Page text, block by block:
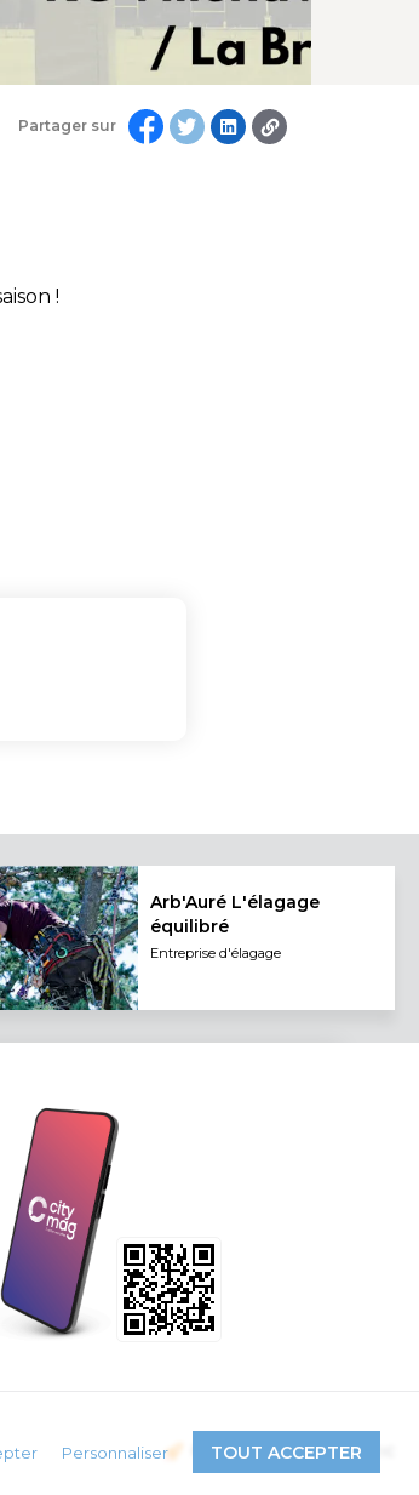
Partager sur
!
Arb'Auré L'élagage
équilibré
Entreprise d'élagage
Propulsé par
TOUT ACCEPTER
Personnaliser